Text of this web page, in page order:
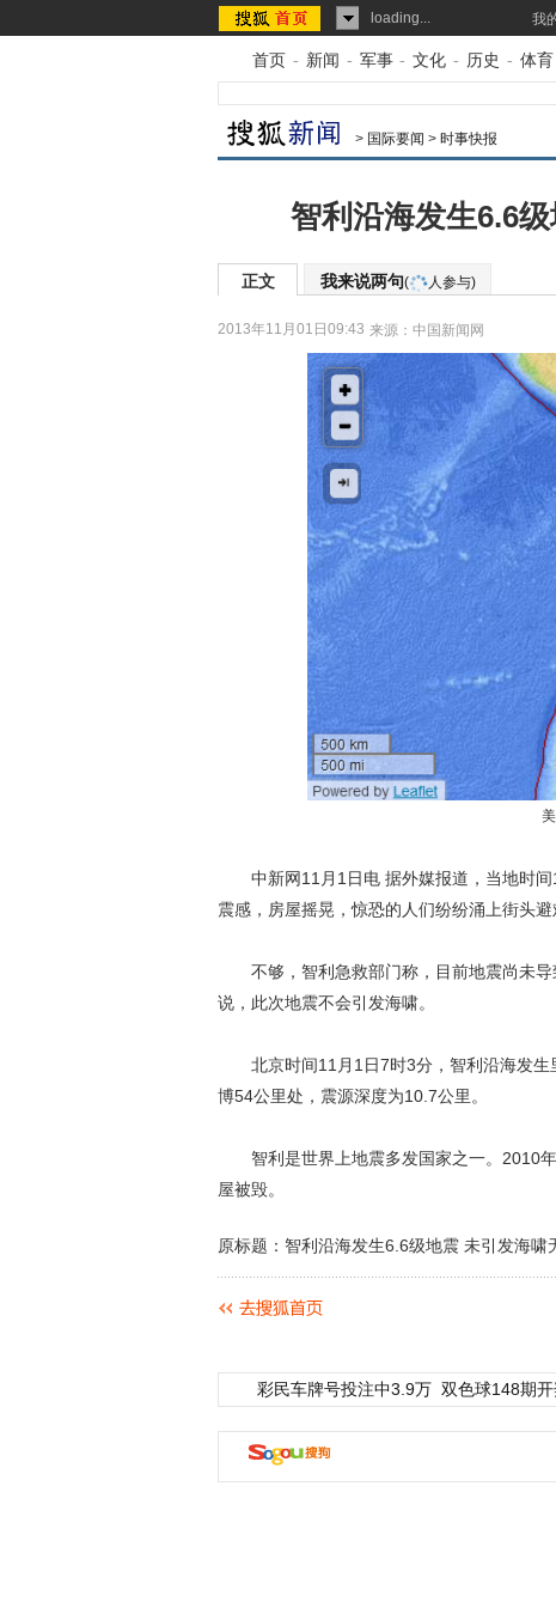
loading... 我
首页 - 新闻 - 军事 - 文化 - 历史 - 体育
> 国际要闻 > 时事快报
智利沿海发生6.6
正文 我来说两句( 人参与)
2013年11月01日09:43 来源： 中国新闻网
中新网11月1日电 据外媒报道，当地时间
震感，房屋摇晃，惊恐的人们纷纷涌上街头避
不够，智利急救部门称，目前地震尚未导
说，此次地震不会引发海啸。
北京时间11月1日7时3分，智利沿海发生
博54公里处，震源深度为10.7公里。
智利是世界上地震多发国家之一。2010年
屋被毁。
原标题：智利沿海发生6.6级地震 未引发海啸
彩民车牌号投注中3.9万 双色球148期